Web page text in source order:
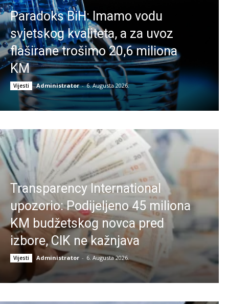
Paradoks BiH: Imamo vodu
svjetskog kvaliteta, a za uvoz
flaširane trošimo 20,6 miliona
KM
Vijesti Administrator - 6. Augusta 2026.
Transparency International
upozorio: Podijeljeno 45 miliona
KM budžetskog novca pred
izbore, CIK ne kažnjava
Vijesti Administrator - 6. Augusta 2026.